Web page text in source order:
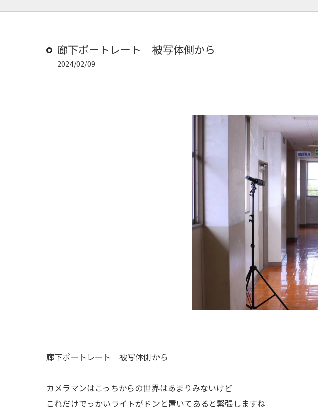
廊下ポートレート 被写体側から
2024/02/09
廊下ポートレート 被写体側から
カメラマンはこっちからの世界はあまりみないけど
これだけでっかいライトがドンと置いてあると緊張しますね